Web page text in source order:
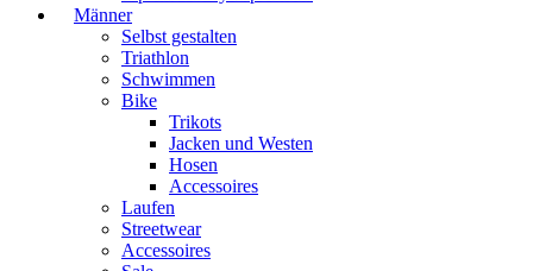
Männer
Selbst gestalten
Triathlon
Schwimmen
Bike
Trikots
Jacken und Westen
Hosen
Accessoires
Laufen
Streetwear
Accessoires